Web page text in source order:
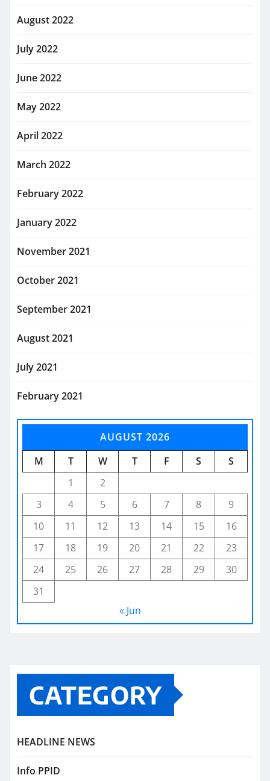
August 2022
July 2022
June 2022
May 2022
April 2022
March 2022
February 2022
January 2022
November 2021
October 2021
September 2021
August 2021
July 2021
February 2021
AUGUST 2026
M
T W T F S
S
1
2
3
4 5 6 7 8
9
10
11 12 13 14 15
16
17
18 19 20 21 22
23
24
25 26 27 28 29
30
31
« Jun
CATEGORY
HEADLINE NEWS
Info PPID